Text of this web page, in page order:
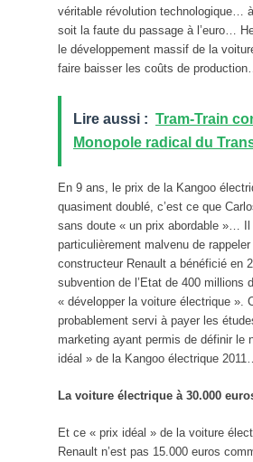
véritable révolution technologique…
soit la faute du passage à l’euro…
le développement massif de la
faire baisser les coûts de production…
Lire aussi : Tram-Train
Monopole radical du
En 9 ans, le prix de la Kangoo
quasiment doublé, c’est ce que
sans doute « un prix abordable »… Il
particulièrement malvenu de
constructeur Renault a bénéficié en
subvention de l’Etat de 400 millions
« développer la voiture électrique ».
probablement servi à payer les
marketing ayant permis de définir le
idéal » de la Kangoo électrique 2011…
La voiture électrique à 30.000
Et ce « prix idéal » de la voiture
Renault n’est pas 15.000 euros